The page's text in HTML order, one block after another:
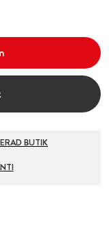
BUTIK